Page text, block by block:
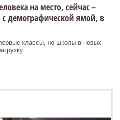
на место, сейчас –
с демографической ямой, в
классы, но школы в новых